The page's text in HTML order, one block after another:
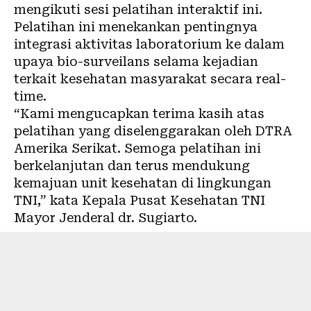
mengikuti sesi pelatihan interaktif ini.
Pelatihan ini menekankan pentingnya
integrasi aktivitas laboratorium ke dalam
upaya bio-surveilans selama kejadian
terkait kesehatan masyarakat secara real-
time.
“Kami mengucapkan terima kasih atas
pelatihan yang diselenggarakan oleh DTRA
Amerika Serikat. Semoga pelatihan ini
berkelanjutan dan terus mendukung
kemajuan unit kesehatan di lingkungan
TNI,” kata Kepala Pusat Kesehatan TNI
Mayor Jenderal dr. Sugiarto.